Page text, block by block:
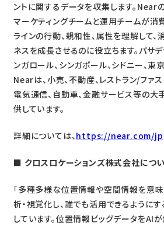
ントに関するデータを収集します。Near
マーケティングチームと運用チームが消
ラインの行動、親和性、属性を理解して、
ネスを成長させるのに役立ちます。パサデ
ンガロール、シンガポール、シドニー、
Nearは、小売、不動産、レストラン/ファ
電気通信、自動車、金融サービス等の
供しています。
詳細については、https://near.com/jp
■ クロスロケーションズ株式会社につ
「多種多様な位置情報や空間情報を意
析・視覚化し、誰でも活用できるようにす
しています。位置情報ビッグデータをAI